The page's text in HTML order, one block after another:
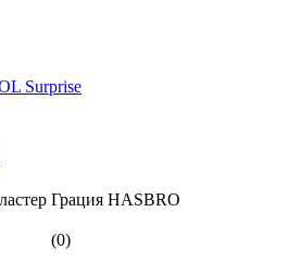
Surprise
Грация HASBRO
(0)